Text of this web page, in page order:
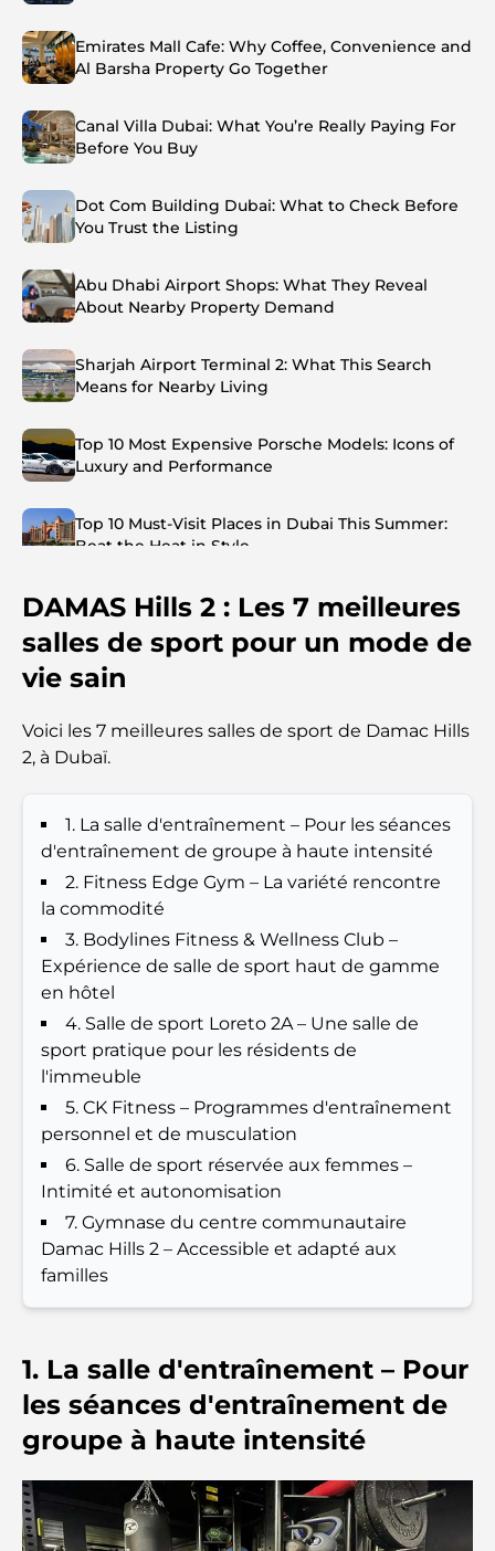
Emirates Mall Cafe: Why Coffee, Convenience and
Al Barsha Property Go Together
Canal Villa Dubai: What You’re Really Paying For
Before You Buy
Dot Com Building Dubai: What to Check Before
You Trust the Listing
Abu Dhabi Airport Shops: What They Reveal
About Nearby Property Demand
Sharjah Airport Terminal 2: What This Search
Means for Nearby Living
Top 10 Most Expensive Porsche Models: Icons of
Luxury and Performance
Top 10 Must-Visit Places in Dubai This Summer:
Beat the Heat in Style
Top 7 Busiest Airports in the World: Hub of Global
Abu Dhabi vs Dubai: A Practical Comparison for
Best Schools in Downtown Dubai: A Guide for
Que faire à Dubaï en été : le guide ultime pour
profiter de la chaleur
Cadeaux de luxe pour hommes : des idées de
présents attentionnés et intemporels
Écoles à proximité de Palm Jumeirah : un guide
complet pour les familles
Les meilleurs hôtels de Business Bay, à Dubaï :
votre guide ultime
Les meilleurs cafés avec vue à Dubaï : un parfait
mélange de saveurs et de paysages
Restaurants avec vue sur le Burj Al Arab :
Expériences gastronomiques exceptionnelles à
Dubaï
Restaurants italiens du centre-ville de Dubaï : un
avant-goût d'Italie au cœur de la ville
Les 7 meilleures salles de sport de Dubai Hills : le
summum du fitness
DAMAS Hills 2 : Les 7 meilleures
salles de sport pour un mode de
vie sain
Voici les 7 meilleures salles de sport de Damac Hills
2, à Dubaï.
1. La salle d'entraînement – ​​Pour les séances
d'entraînement de groupe à haute intensité
2. Fitness Edge Gym – La variété rencontre
la commodité
3. Bodylines Fitness & Wellness Club –
Expérience de salle de sport haut de gamme
en hôtel
4. Salle de sport Loreto 2A – Une salle de
sport pratique pour les résidents de
l'immeuble
5. CK Fitness – Programmes d'entraînement
personnel et de musculation
6. Salle de sport réservée aux femmes –
Intimité et autonomisation
7. Gymnase du centre communautaire
Damac Hills 2 – Accessible et adapté aux
familles
1. La salle d'entraînement – ​​Pour
les séances d'entraînement de
groupe à haute intensité